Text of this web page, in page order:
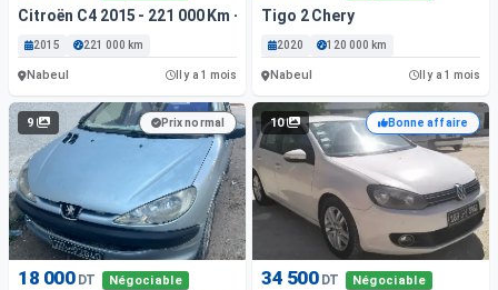
Citroën C4 2015 - 221 000 Km - Essence
2015 221 000 km
Nabeul Il y a 1 mois
Tigo 2 Chery
2020 120 000 km
Nabeul Il y a 1 mois
9 Prix normal
18 000 DT Négociable
10 Bonne affaire
34 500 DT Négociable